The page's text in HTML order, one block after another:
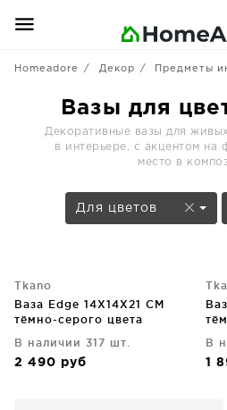
Homeadore Декор Предметы
Вазы для
Декоративные вазы для
в интерьере, с акцентом
место в
Для цветов
Tkano
Ваза Edge 14X14X21 CM
тёмно-серого цвета
В наличии 317 шт.
2 490 руб
В
1